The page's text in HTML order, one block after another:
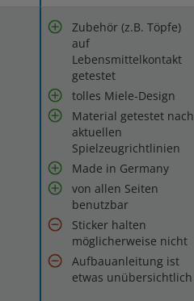
Zubehör (z.B. Töpfe)
auf
Lebensmittelkontakt
getestet
tolles Miele-Design
Material getestet nach
aktuellen
Spielzeugrichtlinien
Made in Germany
von allen Seiten
benutzbar
Sticker halten
möglicherweise nicht
Aufbauanleitung ist
etwas unübersichtlich